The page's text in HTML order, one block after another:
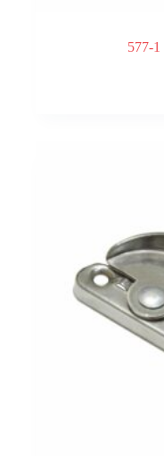
577-